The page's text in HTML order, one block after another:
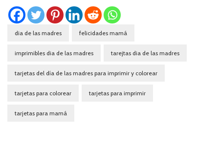
dia de las madres felicidades mamá
imprimibles dia de las madres tarejtas dia de las madres
tarjetas del día de las madres para imprimir y colorear
tarjetas para colorear tarjetas para imprimir
tarjetas para mamá